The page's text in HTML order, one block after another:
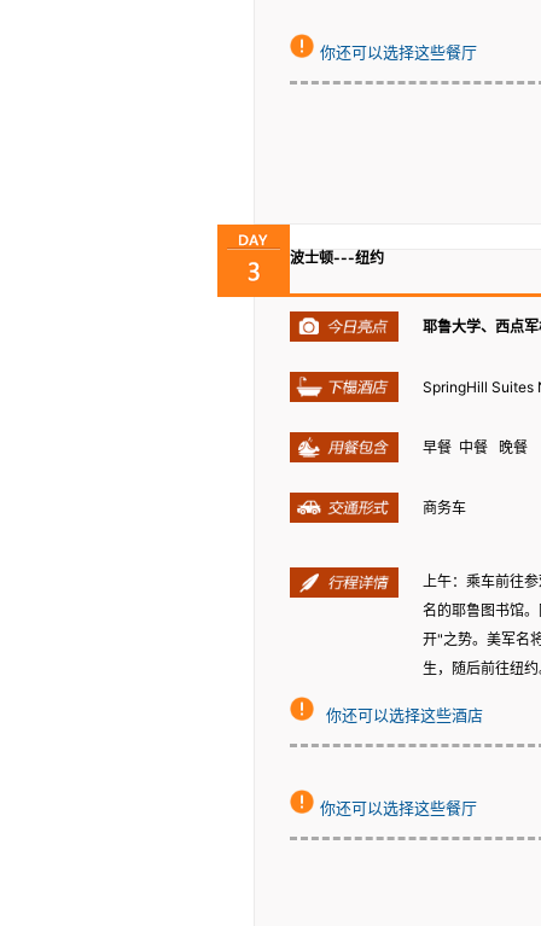
你还可以选择这些餐厅
波士顿---纽约
耶鲁大学、西点
SpringHill Suites
早餐 中餐 晚餐
商务车
上午：乘车前往
名的耶鲁图书馆
开"之势。美军名
生，随后前往纽
你还可以选择这些酒店
你还可以选择这些餐厅